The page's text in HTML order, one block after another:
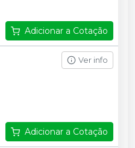
Adicionar a Cotação
Ver info
Adicionar a Cotação